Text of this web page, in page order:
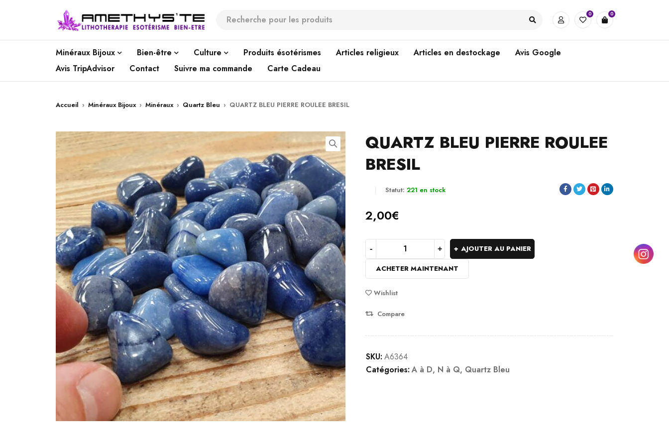
0 0
Minéraux Bijoux Bien-être Culture Produits ésotérismes Articles religieux Articles en destockage
Avis Google
Avis TripAdvisor
Contact Suivre ma commande Carte Cadeau
Accueil › Minéraux Bijoux › Minéraux › Quartz Bleu › QUARTZ BLEU PIERRE ROULEE BRESIL
QUARTZ BLEU PIERRE ROULEE
BRESIL
Statut: 221 en stock
2,00€
AJOUTER AU PANIER
ACHETER MAINTENANT
Wishlist
Compare
SKU: A6364
Catégories: A à D, N à Q, Quartz Bleu